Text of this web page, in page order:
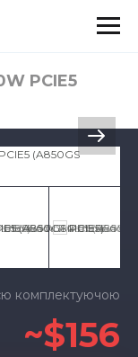
PCIE5
комплектуючою
~$156